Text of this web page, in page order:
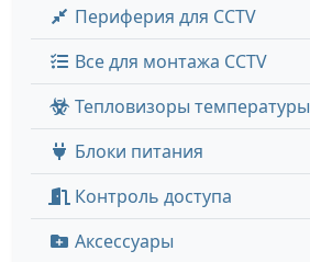
Периферия для CCTV
Все для монтажа CCTV
Тепловизоры температуры
Блоки питания
Контроль доступа
Аксессуары